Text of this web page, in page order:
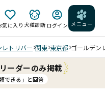
気に入り 犬種診断 ログイン メニュー
トリバー 関東 東京都 ゴールデン
ーダーのみ掲載
できる」と回答